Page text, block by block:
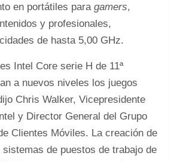
en portátiles para gamers,
y profesionales,
de hasta 5,00 GHz.
Intel Core serie H de 11ª
a nuevos niveles los juegos
Chris Walker, Vicepresidente
y Director General del Grupo
Clientes Móviles. La creación de
de puestos de trabajo de